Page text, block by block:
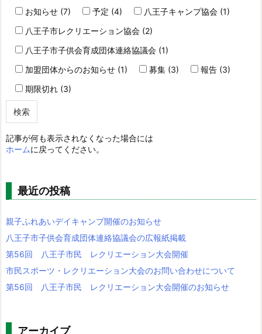
お知らせ (7) 予定 (4)
八王子キャンプ協会 (1)
八王子市レクリエーション協会 (2)
八王子市子供会育成団体連絡協議会 (1)
加盟団体からのお知らせ (1)
募集 (3)
報告 (3)
期限切れ (3)
記事が何も表示されなくなった場合には
ホームに戻ってください。
最近の投稿
親子ふれあいデイキャンプ開催のお知らせ
八王子市子供会育成団体連絡協議会の広報紙掲載
第56回 八王子市民 レクリエーション大会開催
市民スポーツ・レクリエーション大会のお問い合わせについて
第56回 八王子市民 レクリエーション大会開催のお知らせ
アーカイブ